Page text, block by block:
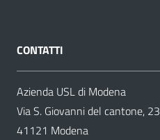
CONTATTI
Azienda USL di Modena
Via S. Giovanni del cantone, 23
41121 Modena